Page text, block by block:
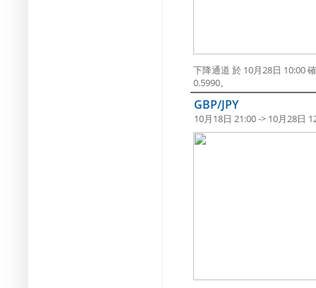
下降通道 於 10月28日 10:00
0.5990。
GBP/JPY
10月18日 21:00 -> 10月28日